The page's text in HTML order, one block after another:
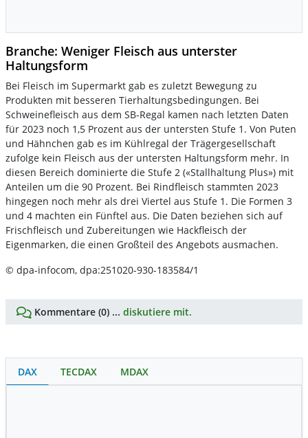
Branche: Weniger Fleisch aus unterster
Haltungsform
Bei Fleisch im Supermarkt gab es zuletzt Bewegung zu
Produkten mit besseren Tierhaltungsbedingungen. Bei
Schweinefleisch aus dem SB-Regal kamen nach letzten Daten
für 2023 noch 1,5 Prozent aus der untersten Stufe 1. Von Puten
und Hähnchen gab es im Kühlregal der Trägergesellschaft
zufolge kein Fleisch aus der untersten Haltungsform mehr. In
diesen Bereich dominierte die Stufe 2 («Stallhaltung Plus») mit
Anteilen um die 90 Prozent. Bei Rindfleisch stammten 2023
hingegen noch mehr als drei Viertel aus Stufe 1. Die Formen 3
und 4 machten ein Fünftel aus. Die Daten beziehen sich auf
Frischfleisch und Zubereitungen wie Hackfleisch der
Eigenmarken, die einen Großteil des Angebots ausmachen.
© dpa-infocom, dpa:251020-930-183584/1
Kommentare (0) ... diskutiere mit.
DAX TECDAX MDAX